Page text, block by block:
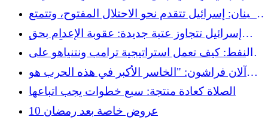
لبنان: إسرائيل تتقدم نحو الاحتلال المفتوح، وتتمتع
بحصانة تامة من العقاب
إسرائيل تتجاوز عتبة جديدة: عقوبة الإعدام بحق
الفلسطينيين تثير غضباً عالمياً
النفط: كيف تعمل استراتيجية ترامب ونتنياهو على
إثراء إيران؟
آلان فراشون: "الخاسر الأكبر في هذه الحرب هو
مصداقية الولايات المتحدة" - ترامب، "النرجسية
المرضية تقريبًا" التي تعتبر خطيرة
الصلاة كعادة منتجة: سبع خطوات يجب اتباعها
10 عروض خاصة بعد رمضان